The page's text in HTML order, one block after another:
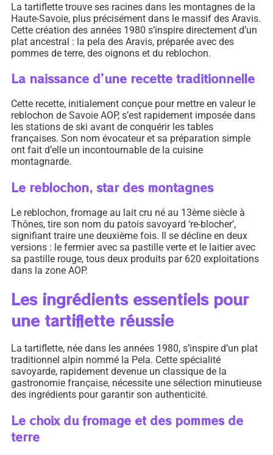
La tartiflette trouve ses racines dans les montagnes de la
Haute-Savoie, plus précisément dans le massif des Aravis.
Cette création des années 1980 s’inspire directement d’un
plat ancestral : la pela des Aravis, préparée avec des
pommes de terre, des oignons et du reblochon.
La naissance d’une recette traditionnelle
Cette recette, initialement conçue pour mettre en valeur le
reblochon de Savoie AOP, s’est rapidement imposée dans
les stations de ski avant de conquérir les tables
françaises. Son nom évocateur et sa préparation simple
ont fait d’elle un incontournable de la cuisine
montagnarde.
Le reblochon, star des montagnes
Le reblochon, fromage au lait cru né au 13ème siècle à
Thônes, tire son nom du patois savoyard ‘re-blocher’,
signifiant traire une deuxième fois. Il se décline en deux
versions : le fermier avec sa pastille verte et le laitier avec
sa pastille rouge, tous deux produits par 620 exploitations
dans la zone AOP.
Les ingrédients essentiels pour
une tartiflette réussie
La tartiflette, née dans les années 1980, s’inspire d’un plat
traditionnel alpin nommé la Pela. Cette spécialité
savoyarde, rapidement devenue un classique de la
gastronomie française, nécessite une sélection minutieuse
des ingrédients pour garantir son authenticité.
Le choix du fromage et des pommes de
terre